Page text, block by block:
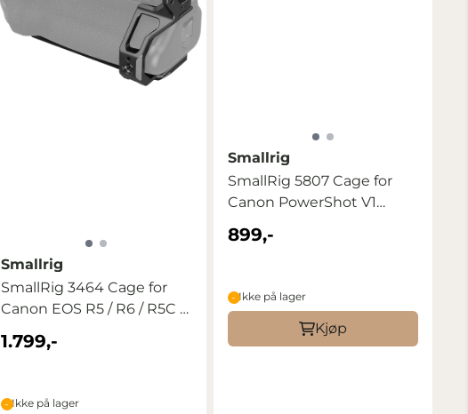
Smallrig
SmallRig 3464 Cage for
Canon EOS R5 / R6 / R5C /
1.799,-
Ikke på lager
Smallrig
SmallRig 5807 Cage for
Canon PowerShot V1
(Black)
899,-
Ikke på lager
Kjøp